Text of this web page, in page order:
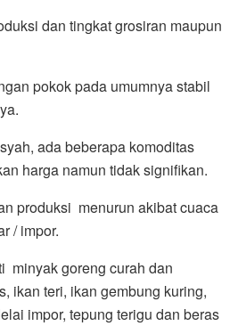
dan tingkat grosiran maupun
pokok pada umumnya stabil
ada beberapa komoditas
harga namun tidak signifikan.
produksi menurun akibat cuaca
/ impor.
minyak goreng curah dan
ikan teri, ikan gembung kuring,
impor, tepung terigu dan beras